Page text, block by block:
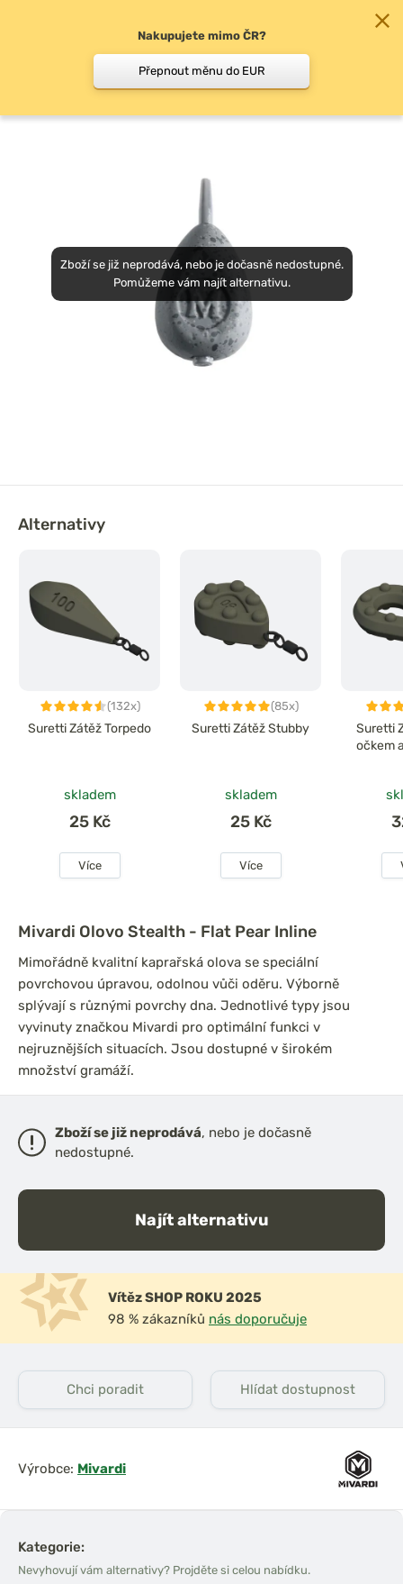
Koncová olova na kapry
Zboží se již neprodává, nebo je dočasně nedostupné.
Pomůžeme vám najít alternativu.
Alternativy
(132x)
Suretti Zátěž Torpedo
skladem
25 Kč
Více
(85x)
Suretti Zátěž Stubby
skladem
25 Kč
Více
Suretti
očkem
Mivardi Olovo Stealth - Flat Pear Inline
Mimořádně kvalitní kaprařská olova se speciální
povrchovou úpravou, odolnou vůči oděru. Výborně
splývají s různými povrchy dna. Jednotlivé typy jsou
vyvinuty značkou Mivardi pro optimální funkci v
nejruznějších situacích. Jsou dostupné v širokém
množství gramáží.
Zboží se již neprodává, nebo je dočasně
nedostupné.
Najít alternativu
Vítěz SHOP ROKU 2025
98 % zákazníků nás doporučuje
Chci poradit Hlídat dostupnost
Výrobce: Mivardi
Kategorie:
Nevyhovují vám alternativy? Projděte si celou nabídku.
Nakupujete mimo ČR?
Přepnout měnu do EUR